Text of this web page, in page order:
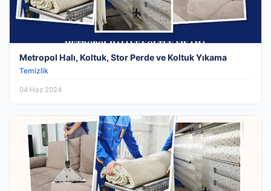
Metropol Halı, Koltuk, Stor Perde ve Koltuk Yıkama
Temizlik
04 Haz 2024